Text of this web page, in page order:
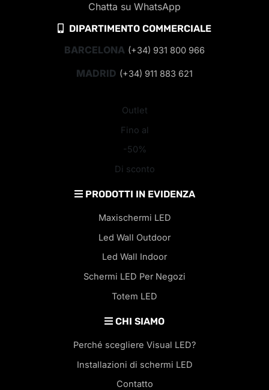
Chatta su WhatsApp
DIPARTIMENTO COMMERCIALE
BARCELONA (+34) 931 800 966
MADRID (+34) 911 883 621
Outlet
Fino al
-50%
Di sconto
PRODOTTI IN EVIDENZA
Maxischermi LED
Led Wall Outdoor
Led Wall Indoor
Schermi LED Per Negozi
Totem LED
CHI SIAMO
Perché scegliere Visual LED?
Installazioni di schermi LED
Contatto